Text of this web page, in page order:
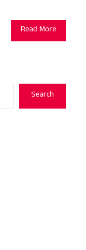
Read More
Search